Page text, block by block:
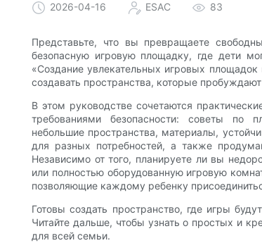
2026-04-16 ESAC 83
Представьте, что вы превращаете
безопасную игровую площадку, где дети
«Создание увлекательных игровых
создавать пространства, которые
В этом руководстве сочетаются
требованиями безопасности: советы по
небольшие пространства, материалы,
для разных потребностей, а также
Независимо от того, планируете ли вы
или полностью оборудованную игровую
позволяющие каждому ребенку
Готовы создать пространство, где игры
Читайте дальше, чтобы узнать о простых и
для всей семьи.